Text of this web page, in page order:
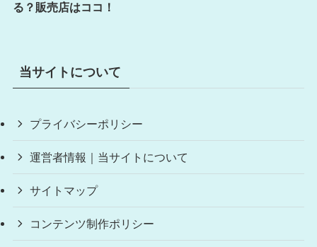
る？販売店はココ！
当サイトについて
プライバシーポリシー
運営者情報｜当サイトについて
サイトマップ
コンテンツ制作ポリシー